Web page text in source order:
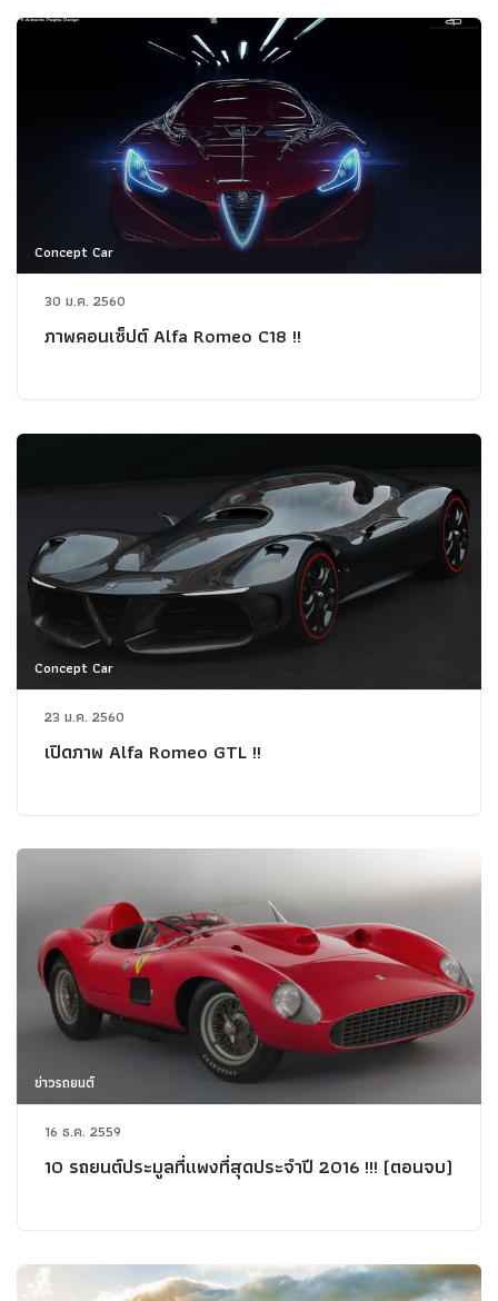
Concept Car
30 ม.ค. 2560
ภาพคอนเซ็ปต์ Alfa Romeo C18 !!
Concept Car
23 ม.ค. 2560
เปิดภาพ Alfa Romeo GTL !!
ข่าวรถยนต์
16 ธ.ค. 2559
10 รถยนต์ประมูลที่แพงที่สุดประจำปี 2016 !!! (ตอนจบ)